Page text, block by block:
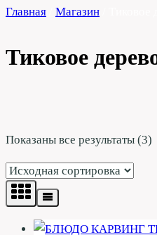
Главная Магазин
Тиковое
Показаны все результаты (3)